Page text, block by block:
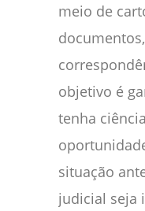
meio de
objetivo é
tenha
situação
judicial seja